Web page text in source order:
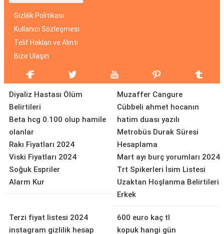
Gizlilik Politikası
Kullanıcı Sözleşmesi
Telif Hakları ve Alıntı
Bize Ulaşın
Diyaliz Hastası Ölüm
Belirtileri
Beta hcg 0.100 olup hamile
olanlar
Rakı Fiyatları 2024
Viski Fiyatları 2024
Soğuk Espriler
Alarm Kur
Muzaffer Cangure
Cübbeli ahmet hocanın
hatim duası yazılı
Metrobüs Durak Süresi
Hesaplama
Mart ayı burç yorumları 2024
Trt Spikerleri İsim Listesi
Uzaktan Hoşlanma Belirtileri
Erkek
Terzi fiyat listesi 2024
instagram gizlilik hesap
600 euro kaç tl
kopuk hangi gün